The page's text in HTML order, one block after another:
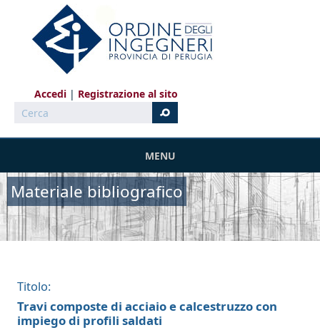
Salta al contenuto principale
Accedi
Registrazione al sito
Cerca
MENU
Materiale bibliografico
Titolo:
Travi composte di acciaio e calcestruzzo con
impiego di profili saldati